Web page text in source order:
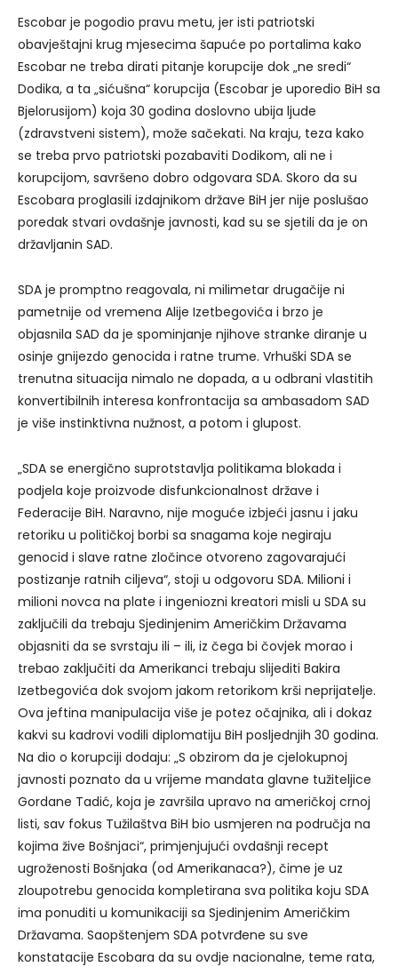
Escobar je pogodio pravu metu, jer isti patriotski
obavještajni krug mjesecima šapuće po portalima kako
Escobar ne treba dirati pitanje korupcije dok „ne sredi“
Dodika, a ta „sićušna“ korupcija (Escobar je uporedio BiH sa
Bjelorusijom) koja 30 godina doslovno ubija ljude
(zdravstveni sistem), može sačekati. Na kraju, teza kako
se treba prvo patriotski pozabaviti Dodikom, ali ne i
korupcijom, savršeno dobro odgovara SDA. Skoro da su
Escobara proglasili izdajnikom države BiH jer nije poslušao
poredak stvari ovdašnje javnosti, kad su se sjetili da je on
državljanin SAD.
SDA je promptno reagovala, ni milimetar drugačije ni
pametnije od vremena Alije Izetbegovića i brzo je
objasnila SAD da je spominjanje njihove stranke diranje u
osinje gnijezdo genocida i ratne trume. Vrhuški SDA se
trenutna situacija nimalo ne dopada, a u odbrani vlastitih
konvertibilnih interesa konfrontacija sa ambasadom SAD
je više instinktivna nužnost, a potom i glupost.
„SDA se energično suprotstavlja politikama blokada i
podjela koje proizvode disfunkcionalnost države i
Federacije BiH. Naravno, nije moguće izbjeći jasnu i jaku
retoriku u političkoj borbi sa snagama koje negiraju
genocid i slave ratne zločince otvoreno zagovarajući
postizanje ratnih ciljeva“, stoji u odgovoru SDA. Milioni i
milioni novca na plate i ingeniozni kreatori misli u SDA su
zaključili da trebaju Sjedinjenim Američkim Državama
objasniti da se svrstaju ili – ili, iz čega bi čovjek morao i
trebao zaključiti da Amerikanci trebaju slijediti Bakira
Izetbegovića dok svojom jakom retorikom krši neprijatelje.
Ova jeftina manipulacija više je potez očajnika, ali i dokaz
kakvi su kadrovi vodili diplomatiju BiH posljednjih 30 godina.
Na dio o korupciji dodaju: „S obzirom da je cjelokupnoj
javnosti poznato da u vrijeme mandata glavne tužiteljice
Gordane Tadić, koja je završila upravo na američkoj crnoj
listi, sav fokus Tužilaštva BiH bio usmjeren na područja na
kojima žive Bošnjaci“, primjenjujući ovdašnji recept
ugroženosti Bošnjaka (od Amerikanaca?), čime je uz
zloupotrebu genocida kompletirana sva politika koju SDA
ima ponuditi u komunikaciji sa Sjedinjenim Američkim
Državama. Saopštenjem SDA potvrđene su sve
konstatacije Escobara da su ovdje nacionalne, teme rata,